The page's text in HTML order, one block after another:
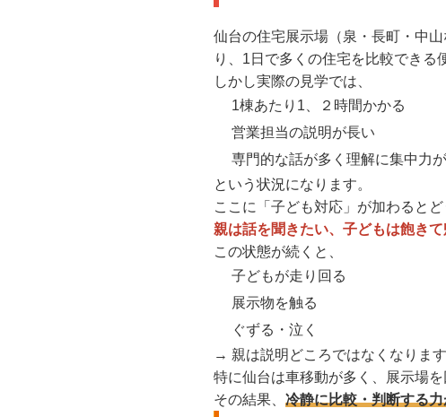
仙台の住宅展示場（泉・長町・中
り、1日で多くの住宅を比較できる
しかし実際の見学では、
1棟あたり1、２時間かかる
営業担当の説明が長い
専門的な話が多く理解に集中力
という状況になります。
ここに「子ども対応」が加わるとど
親は話を聞きたい、子どもは飽きて
この状態が続くと、
子どもが走り回る
展示物を触る
ぐずる・泣く
→ 親は説明どころではなくなります
特に仙台は車移動が多く、展示場
その結果、 冷静に比較・判断する